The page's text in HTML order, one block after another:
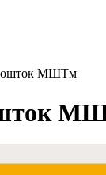
МШТм